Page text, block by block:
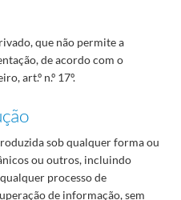
que não permite a
de acordo com o
art.º n.º 17º.
sob qualquer forma ou
ou outros, incluindo
processo de
de informação, sem